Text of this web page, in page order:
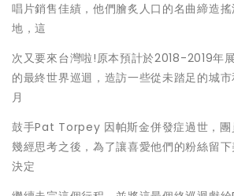
唱片銷售佳績，他們膾炙人口的名曲締造
地，這
次又要來台灣啦!原本預計於2018-2019年
的最終世界巡迴，造訪一些從未踏足的城
月
鼓手Pat Torpey 因帕斯金併發症過世，團
幾經思考之後，為了讓喜愛他們的粉絲留
決定